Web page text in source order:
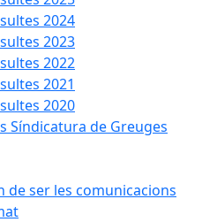
2024
2023
2022
2021
2020
Síndicatura de Greuges
de ser les comunicacions